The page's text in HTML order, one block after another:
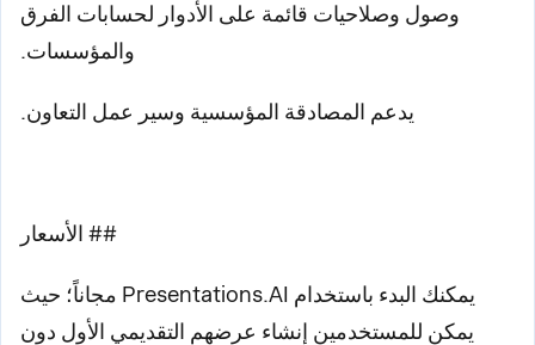
وصول وصلاحيات قائمة على الأدوار لحسابات الفرق
والمؤسسات.
يدعم المصادقة المؤسسية وسير عمل التعاون.
## الأسعار
يمكنك البدء باستخدام Presentations.AI مجاناً؛ حيث
يمكن للمستخدمين إنشاء عرضهم التقديمي الأول دون